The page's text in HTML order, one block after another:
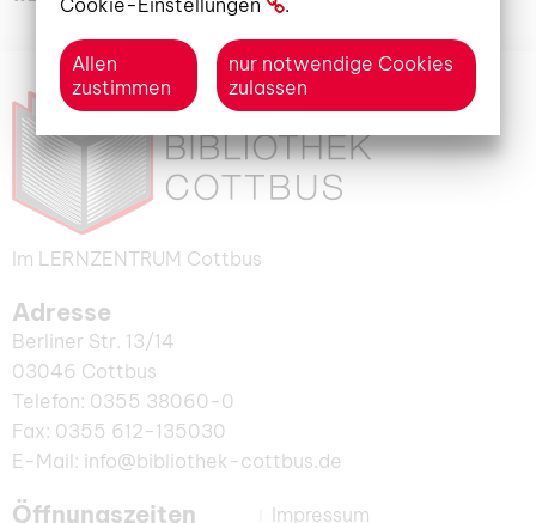
Im LERNZENTRUM Cottbus
Adresse
Berliner Str. 13/14
03046 Cottbus
Telefon: 0355 38060-0
Fax: 0355 612-135030
E-Mail: info@bibliothek-cottbus.de
Öffnungszeiten Impressum
Allen
zustimmen
nur notwendige Cookies
zulassen